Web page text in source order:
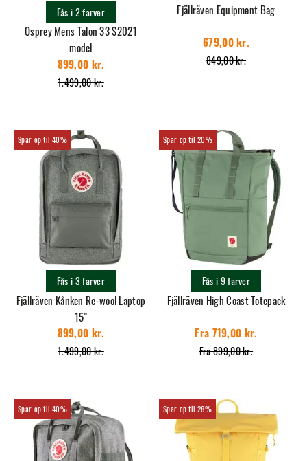
Osprey Mens Talon 33 S2021
model
1.499,00 kr.
899,00 kr.
Fås i 2 farver Fjällräven Equipment Bag
849,00 kr.
679,00 kr.
40%
Fjällräven Kånken Re-wool Laptop
15"
1.499,00 kr.
899,00 kr.
Fås i 3 farver
20%
Fjällräven High Coast Totepack
Fra 899,00 kr.
Fra 719,00 kr.
Fås i 9 farver
40% 28%